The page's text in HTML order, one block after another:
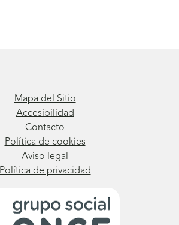
Mapa del Sitio
Accesibilidad
Contacto
Política de cookies
Aviso legal
Política de privacidad